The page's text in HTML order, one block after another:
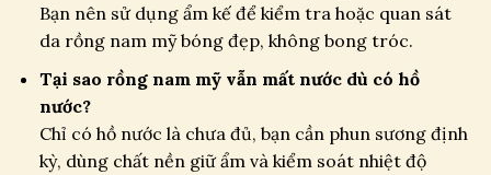
Bạn nên sử dụng ẩm kế để kiểm tra hoặc quan sát
da rồng nam mỹ bóng đẹp, không bong tróc.
Tại sao rồng nam mỹ vẫn mất nước dù có hồ
nước?
Chỉ có hồ nước là chưa đủ, bạn cần phun sương định
kỳ, dùng chất nền giữ ẩm và kiểm soát nhiệt độ